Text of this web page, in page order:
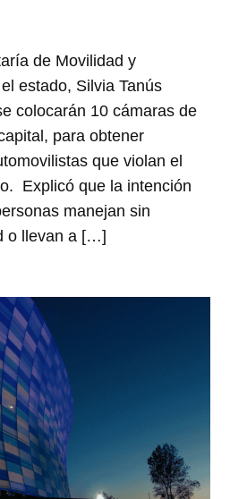
de Movilidad y
estado, Silvia Tanús
colocarán 10 cámaras de
para obtener
que violan el
Explicó que la intención
manejan sin
o llevan a […]